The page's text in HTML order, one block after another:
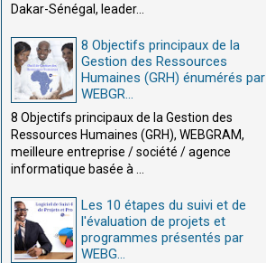
Dakar-Sénégal, leader...
8 Objectifs principaux de la
Gestion des Ressources
Humaines (GRH) énumérés par
WEBGR...
8 Objectifs principaux de la Gestion des
Ressources Humaines (GRH), WEBGRAM,
meilleure entreprise / société / agence
informatique basée à ...
Les 10 étapes du suivi et de
l'évaluation de projets et
programmes présentés par
WEBG...